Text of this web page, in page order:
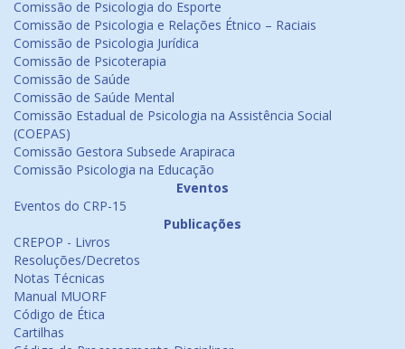
Comissão de Psicologia do Esporte
Comissão de Psicologia e Relações Étnico – Raciais
Comissão de Psicologia Jurídica
Comissão de Psicoterapia
Comissão de Saúde
Comissão de Saúde Mental
Comissão Estadual de Psicologia na Assistência Social
(COEPAS)
Comissão Gestora Subsede Arapiraca
Comissão Psicologia na Educação
Eventos
Eventos do CRP-15
Publicações
CREPOP - Livros
Resoluções/Decretos
Notas Técnicas
Manual MUORF
Código de Ética
Cartilhas